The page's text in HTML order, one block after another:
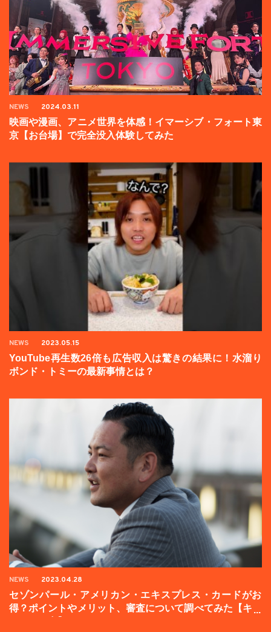
NEWS 2024.03.11
映画や漫画、アニメ世界を体感！イマーシブ・フォート東
京【お台場】で完全没入体験してみた
NEWS 2023.05.15
YouTube再生数26倍も広告収入は驚きの結果に！水溜り
ボンド・トミーの最新事情とは？
NEWS 2023.04.28
セゾンパール・アメリカン・エキスプレス・カードがお
得？ポイントやメリット、審査について調べてみた【キャ